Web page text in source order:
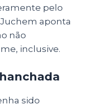
pelo
aponta
não
inclusive.
sido